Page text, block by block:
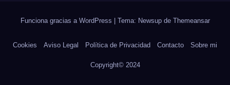
Funciona gracias a WordPress | Tema: Newsupde Themeansar
Cookies Aviso Legal Política de Privacidad Contacto Sobre mi
Copyright© 2024